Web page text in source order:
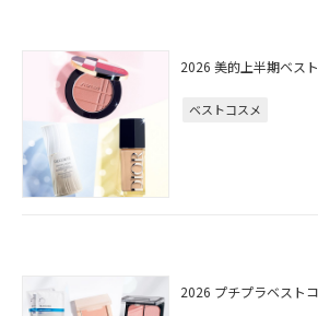
2026 美的上半期ベス
ベストコスメ
2026 プチプラベスト